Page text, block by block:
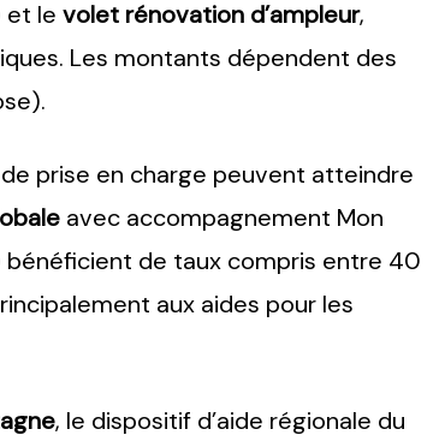
et le volet rénovation d’ampleur,
Les montants dépendent des
prise en charge peuvent atteindre
avec accompagnement Mon
bénéficient de taux compris entre 40
aux aides pour les
, le dispositif d’aide régionale du